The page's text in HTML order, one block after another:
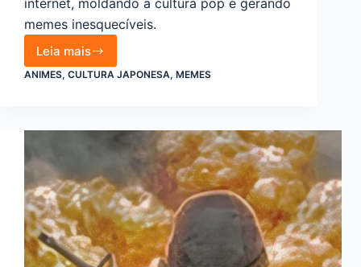
internet, moldando a cultura pop e gerando
memes inesquecíveis.
Leia maisPersonagens
de
se
tornaram
da
internet
ANIMES, CULTURA JAPONESA, MEMES